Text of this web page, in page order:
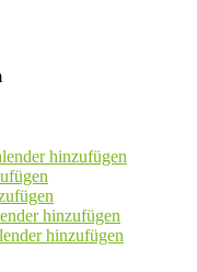
hinzufügen
hinzufügen
hinzufügen